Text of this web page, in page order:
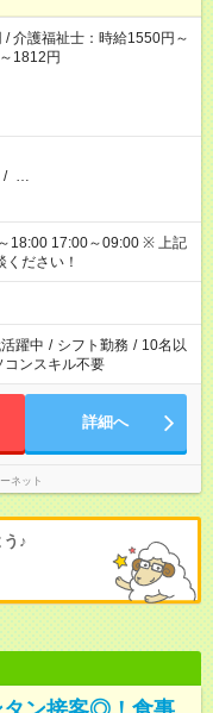
介護福祉士：時給1550円～
1812円
/ …
17:00～09:00 ※ 上記
ださい！
躍中 / シフト勤務 / 10名以
コンスキル不要
詳細へ
ネット
♪